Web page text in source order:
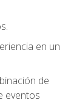
en un
de
eventos